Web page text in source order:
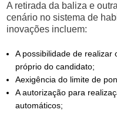
A retirada da baliza e
cenário no sistema de
inovações incluem:
A possibilidade de realizar
próprio do candidato;
Aexigência do limite de
A autorização para
automáticos;